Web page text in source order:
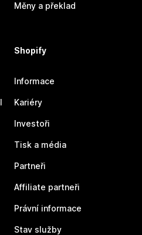
Měny a překlad
Shopify
Informace
Kariéry
Investoři
Tisk a média
Partneři
Affiliate partneři
Právní informace
Stav služby